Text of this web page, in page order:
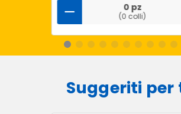
0 pz
(0 colli)
Suggeriti per